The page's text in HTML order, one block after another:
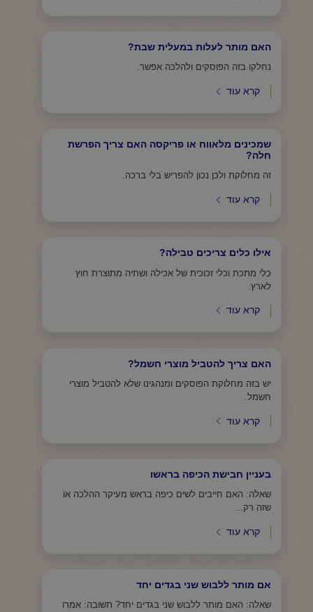
האם מותר לעלות במעלית שבת?
נחלקו בזה הפוסקים ולהלכה אפשר.
קרא עוד
שמכינים מלאווח או פריקסה האם צריך הפרשת
חלה?
זה מחלוקת ולכן נכון להפריש בלי ברכה.
קרא עוד
אילו כלים צריכים טבילה?
כלי מתכת וכלי זכוכית של אכילה ושתיה מתוצרת חוץ
לארץ.
קרא עוד
האם צריך להטביל מוצרי חשמל?
יש בזה מחלוקת הפוסקים ומנהגינו שלא להטביל מוצרי
חשמל.
קרא עוד
בעניין חבישת הכיפה בראשו
שאלה: האם חייבים לשים כיפה בראש מעיקר ההלכה או
שזה רק...
קרא עוד
אם מותר ללבוש שני בגדים יחד
שאלה: האם מותר ללבוש שני בגדים יחד? תשובה: אמרו